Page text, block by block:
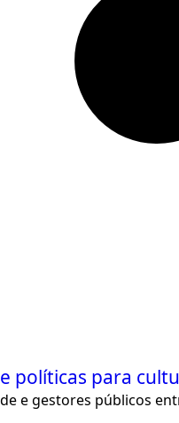
políticas para
e gestores públicos